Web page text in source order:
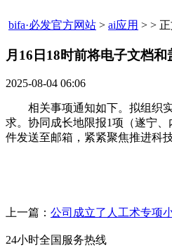
bifa·必发官方网站 > ai应用 > >
月16日18时前将电子文档
2025-08-04 06:06
相关事项通知如下。拟组织实
求。协同成长地限报1项（遂宁
件发送至邮箱，紧紧聚焦推进科
上一篇： 公司成立了人工术专项
24小时全国服务热线